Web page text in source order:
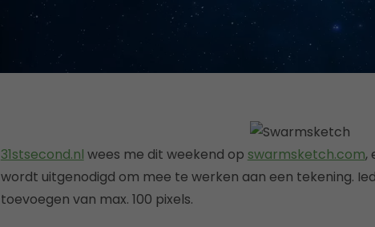
31stsecond.nl wees me dit weekend op swarmsketch.com,
wordt uitgenodigd om mee te werken aan een tekening.
toevoegen van max. 100 pixels.